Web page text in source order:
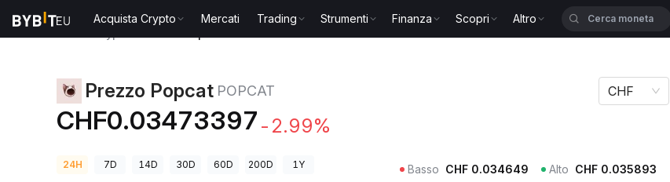
Acquista Crypto Mercati Trading Strumenti Finanza Scopri Altro
Prezzo Popcat POPCAT
CHF0.03473397 -2.99%
CHF
24H 7D 14D 30D 60D 200D 1Y Basso CHF 0.034649 Alto CHF 0.035893